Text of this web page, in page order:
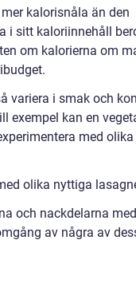
kalorisnåla än den
i sitt kaloriinnehåll
om kalorierna om
variera i smak och
exempel kan en
med olika
olika nyttiga
och nackdelarna
av några av